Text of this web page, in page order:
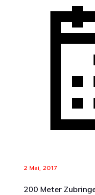
2 Mai, 2017
200 Meter